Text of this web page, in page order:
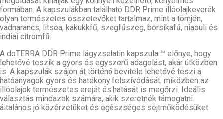
formában. A kapszulákban található DDR Prime illóolajkeverék
olyan természetes összetevőket tartalmaz, mint a tömjén,
vadnarancs, litsea, kakukkfű, szegfűszeg, borsikafű, niaouli és
indiai citromfű.
A doTERRA DDR Prime lágyzselatin kapszula ™ előnye, hogy
lehetővé teszik a gyors és egyszerű adagolást, akár útközben
is. A kapszulák szájon át történő bevitele lehetővé teszi a
hatóanyagok gyors és hatékony felszívódását, miközben az
illóolajok természetes erejét és hatását is megőrzi. Ideális
választás mindazok számára, akik szeretnék támogatni
általános jó közérzetüket és egészséges sejtműködésüket.